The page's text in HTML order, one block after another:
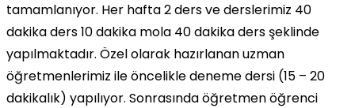
tamamlanıyor. Her hafta 2 ders ve derslerimiz 40
dakika ders 10 dakika mola 40 dakika ders şeklinde
yapılmaktadır. Özel olarak hazırlanan uzman
öğretmenlerimiz ile öncelikle deneme dersi (15 – 20
dakikalık) yapılıyor. Sonrasında öğretmen öğrenci